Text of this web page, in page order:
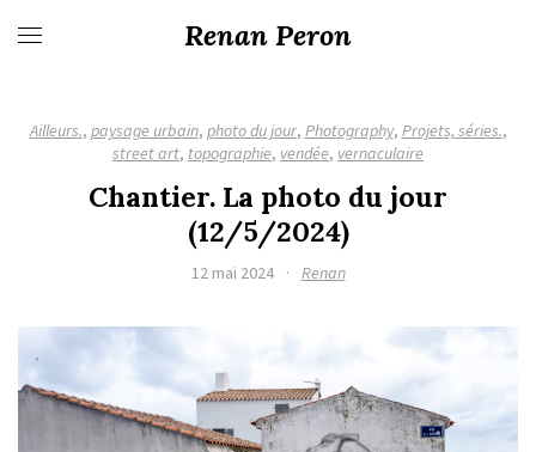
Renan Peron
Ailleurs., paysage urbain, photo du jour, Photography, Projets, séries.,
street art, topographie, vendée, vernaculaire
Chantier. La photo du jour
(12/5/2024)
12 mai 2024 · Renan